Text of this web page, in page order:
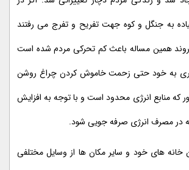
به جنگل و کوه جهت تفریح و تفرج می رفتند
بروند همین مساله باعث کم تحرکی مردم شده است
به خود حتی زحمت خاموش کردن چراغ روشن
که منابع انرژی محدود است و با توجه به افزایش
در مصرف انرژی صرفه جویی شود.
خانه های خود و سایر مکان ها از وسایل مختلفی